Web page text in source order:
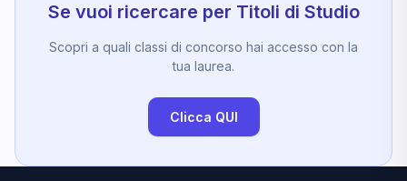
Se vuoi ricercare per Titoli di Studio
Scopri a quali classi di concorso hai accesso con la
tua laurea.
Clicca QUI